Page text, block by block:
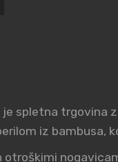
spletna trgovina
iz bambusa,
otroškimi